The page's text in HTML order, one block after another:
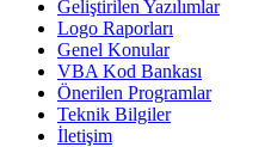
Geliştirilen Yazılımlar
Logo Raporları
Genel Konular
VBA Kod Bankası
Önerilen Programlar
Teknik Bilgiler
İletişim